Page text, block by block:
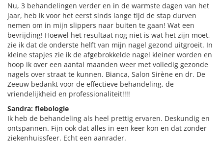
Nu, 3 behandelingen verder en in de warmste dagen van het
jaar, heb ik voor het eerst sinds lange tijd de stap durven
nemen om in mijn slippers naar buiten te gaan! Wat een
bevrijding! Hoewel het resultaat nog niet is wat het zijn moet,
zie ik dat de onderste helft van mijn nagel gezond uitgroeit. In
kleine stapjes zie ik de afgebrokkelde nagel kleiner worden en
hoop ik over een aantal maanden weer met volledig gezonde
nagels over straat te kunnen. Bianca, Salon Sirène en dr. De
Zeeuw bedankt voor de effectieve behandeling, de
vriendelijkheid en professionaliteit!!!!
Sandra: flebologie
Ik heb de behandeling als heel prettig ervaren. Deskundig en
ontspannen. Fijn ook dat alles in een keer kon en dat zonder
ziekenhuissfeer. Echt een aanrader.